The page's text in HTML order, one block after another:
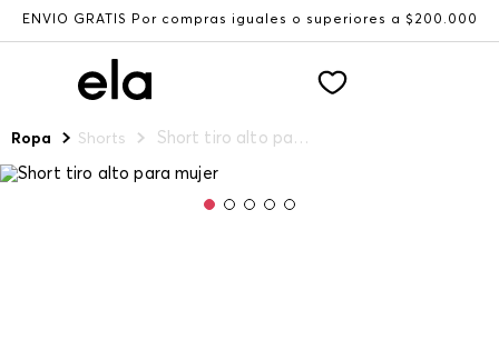
ENVÍO GRATIS Por compras iguales o superiores a $200.000
Ropa Shorts Short tiro alto para mujer